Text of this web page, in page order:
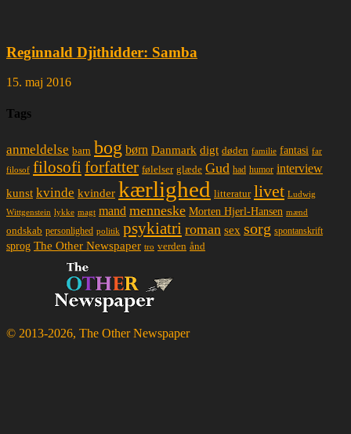
Reginnald Djithidder: Samba
15. maj 2016
Tags
anmeldelse barn bog børn Danmark digt døden familie fantasi far
filosof filosofi forfatter følelser glæde Gud had humor interview
kunst kvinde kvinder kærlighed litteratur livet Ludwig
Wittgenstein lykke magt mand menneske Morten Hjerl-Hansen mænd
ondskab personlighed politik psykiatri roman sex sorg spontanskrift
sprog The Other Newspaper tro verden ånd
© 2013-2026, The Other Newspaper